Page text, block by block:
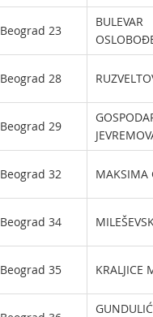
Beograd 23
BULEVAR
Beograd 28
Beograd 29
Beograd 32 MAKSIMA
Beograd 34
Beograd 35 KRALJICE